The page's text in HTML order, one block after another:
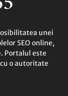
unei
SEO online,
Portalul este
o autoritate